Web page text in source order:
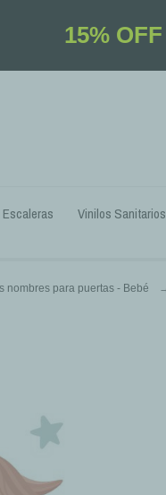
15% OFF
Escaleras Vinilos Sanitarios
nombres para puertas - Bebé